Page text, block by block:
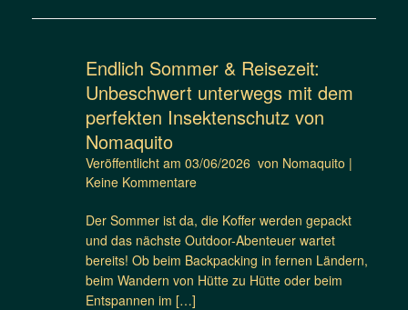
Endlich Sommer & Reisezeit:
Unbeschwert unterwegs mit dem
perfekten Insektenschutz von
Nomaquito
Veröffentlicht am 03/06/2026 von Nomaquito |
Keine Kommentare
Der Sommer ist da, die Koffer werden gepackt
und das nächste Outdoor-Abenteuer wartet
bereits! Ob beim Backpacking in fernen Ländern,
beim Wandern von Hütte zu Hütte oder beim
Entspannen im […]